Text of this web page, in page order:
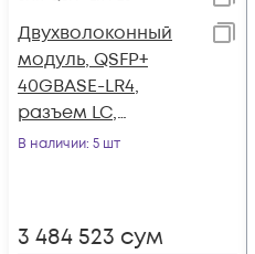
Двухволоконный
модуль, QSFP+
40GBASE-LR4,
разъем LC,
дальность до 20км
В наличии: 5 шт
3 484 523 сум